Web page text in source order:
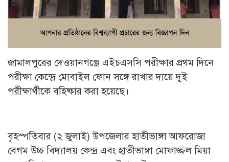
জামালপুরের দেওয়ানগঞ্জে এইচএসসি পরীক্ষার প্রথম দিনে
পরীক্ষা কেন্দ্রে মোবাইল ফোন সঙ্গে রাখার দায়ে দুই
পরীক্ষার্থীকে বহিষ্কার করা হয়েছে।
বৃহস্পতিবার (২ জুলাই) উপজেলার হাতীভাঙ্গা আফরোজা
বেগম উচ্চ বিদ্যালয় কেন্দ্র এবং হাতীভাঙ্গা মোফাজ্জল মিয়া